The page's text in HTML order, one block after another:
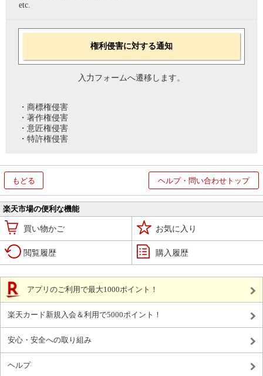
etc.
権利侵害に対する通知
入力フォームへ遷移します。
・商標権侵害
・著作権侵害
・意匠権侵害
・特許権侵害
もどる ヘルプ・問い合わせトップ
楽天市場の便利な機能
買い物かご お気に入り
閲覧履歴 購入履歴
アプリのご利用で最大1000ポイント！
楽天カード新規入会＆利用で5000ポイント！
安心・安全への取り組み
ヘルプ